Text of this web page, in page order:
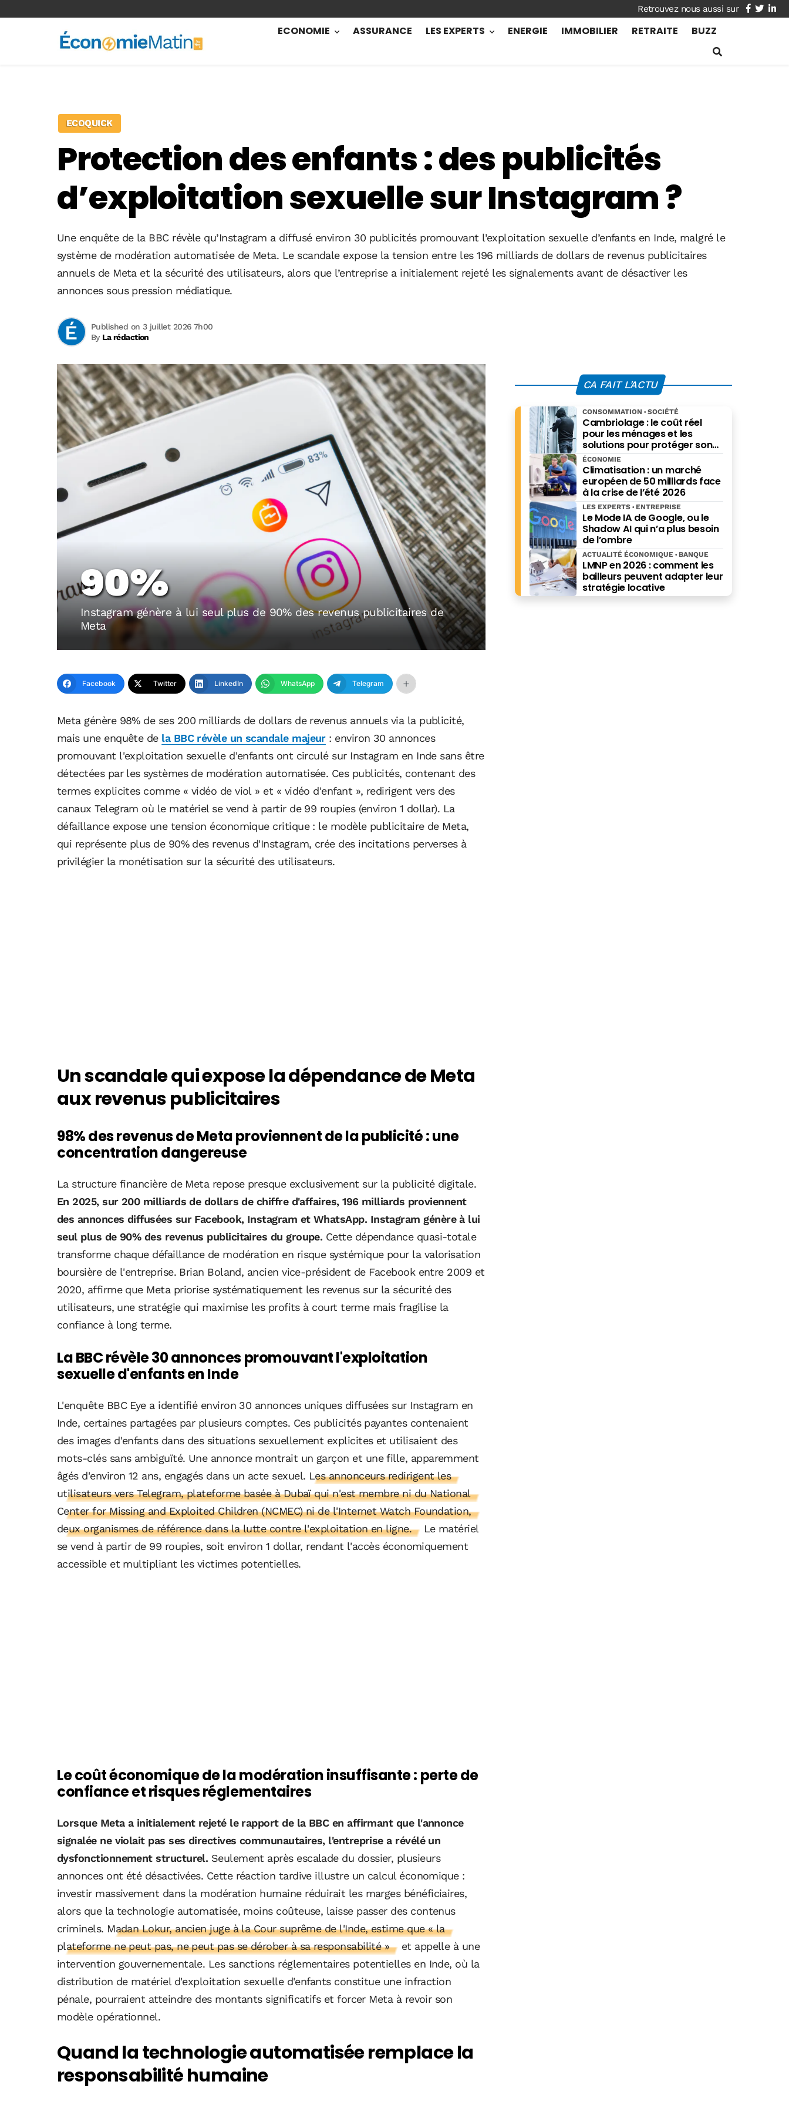
facebook
twitter
ECONOMIE ASSURANCE LES EXPERTS ENERGIE IMMOBILIER RETRAITE BUZZ
ECOQUICK
Protection des enfants : des publicités
d’exploitation sexuelle sur Instagram ?
Une enquête de la BBC révèle qu’Instagram a diffusé environ 30 publicités promouvant l’exploitation sexuelle d’enfants en Inde, malgré le
système de modération automatisée de Meta. Le scandale expose la tension entre les 196 milliards de dollars de revenus publicitaires
annuels de Meta et la sécurité des utilisateurs, alors que l’entreprise a initialement rejeté les signalements avant de désactiver les
annonces sous pression médiatique.
By La rédaction
Published on 3 juillet 2026 7h00
90%
Instagram génère à lui seul plus de 90% des revenus publicitaires de
Meta
Facebook Twitter LinkedIn WhatsApp Telegram
Meta génère 98% de ses 200 milliards de dollars de revenus annuels via la publicité,
mais une enquête de la BBC révèle un scandale majeur: environ 30 annonces
promouvant l'exploitation sexuelle d'enfants ont circulé sur Instagram en Inde sans être
détectées par les systèmes de modération automatisée. Ces publicités, contenant des
termes explicites comme « vidéo de viol » et « vidéo d'enfant », redirigent vers des
canaux Telegram où le matériel se vend à partir de 99 roupies (environ 1 dollar). La
défaillance expose une tension économique critique : le modèle publicitaire de Meta,
qui représente plus de 90% des revenus d'Instagram, crée des incitations perverses à
privilégier la monétisation sur la sécurité des utilisateurs.
Un scandale qui expose la dépendance de Meta
aux revenus publicitaires
98% des revenus de Meta proviennent de la publicité : une
concentration dangereuse
La structure financière de Meta repose presque exclusivement sur la publicité digitale.
En 2025, sur 200 milliards de dollars de chiffre d'affaires, 196 milliards proviennent
des annonces diffusées sur Facebook, Instagram et WhatsApp. Instagram génère à lui
seul plus de 90% des revenus publicitaires du groupe. Cette dépendance quasi-totale
transforme chaque défaillance de modération en risque systémique pour la valorisation
boursière de l'entreprise. Brian Boland, ancien vice-président de Facebook entre 2009 et
2020, affirme que Meta priorise systématiquement les revenus sur la sécurité des
utilisateurs, une stratégie qui maximise les profits à court terme mais fragilise la
confiance à long terme.
La BBC révèle 30 annonces promouvant l'exploitation
sexuelle d'enfants en Inde
L'enquête BBC Eye a identifié environ 30 annonces uniques diffusées sur Instagram en
Inde, certaines partagées par plusieurs comptes. Ces publicités payantes contenaient
des images d'enfants dans des situations sexuellement explicites et utilisaient des
mots-clés sans ambiguïté. Une annonce montrait un garçon et une fille, apparemment
âgés d'environ 12 ans, engagés dans un acte sexuel. Les annonceurs redirigent les
utilisateurs vers Telegram, plateforme basée à Dubaï qui n'est membre ni du National
Center for Missing and Exploited Children (NCMEC) ni de l'Internet Watch Foundation,
deux organismes de référence dans la lutte contre l'exploitation en ligne.
Le matériel
se vend à partir de 99 roupies, soit environ 1 dollar, rendant l'accès économiquement
accessible et multipliant les victimes potentielles.
Le coût économique de la modération insuffisante : perte de
confiance et risques réglementaires
Lorsque Meta a initialement rejeté le rapport de la BBC en affirmant que l'annonce
signalée ne violait pas ses directives communautaires, l'entreprise a révélé un
dysfonctionnement structurel. Seulement après escalade du dossier, plusieurs
annonces ont été désactivées. Cette réaction tardive illustre un calcul économique :
investir massivement dans la modération humaine réduirait les marges bénéficiaires,
alors que la technologie automatisée, moins coûteuse, laisse passer des contenus
criminels. Madan Lokur, ancien juge à la Cour suprême de l'Inde, estime que « la
plateforme ne peut pas, ne peut pas se dérober à sa responsabilité »
et appelle à une
intervention gouvernementale. Les sanctions réglementaires potentielles en Inde, où la
distribution de matériel d'exploitation sexuelle d'enfants constitue une infraction
pénale, pourraient atteindre des montants significatifs et forcer Meta à revoir son
modèle opérationnel.
Quand la technologie automatisée remplace la
responsabilité humaine
CA FAIT L'ACTU
Cambriolage : le coût réel
pour les ménages et les
solutions pour protéger son
budget
CONSOMMATION SOCIÉTÉ
Climatisation : un marché
européen de 50 milliards face
à la crise de l’été 2026
ÉCONOMIE
Le Mode IA de Google, ou le
Shadow AI qui n’a plus besoin
de l’ombre
LES EXPERTS ENTREPRISE
LMNP en 2026 : comment les
bailleurs peuvent adapter leur
stratégie locative
ACTUALITÉ ÉCONOMIQUE BANQUE